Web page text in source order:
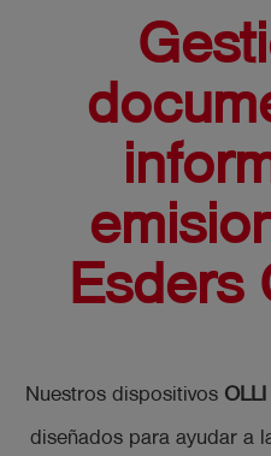
Esders
Nuestros dispositivos OLLI
diseñados para ayudar a